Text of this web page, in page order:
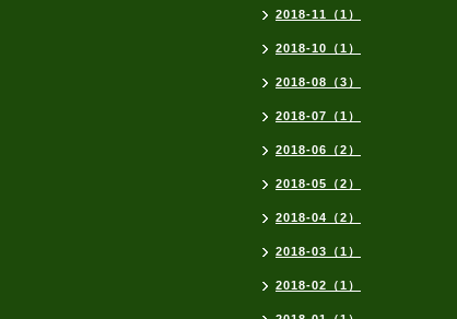
2018-11（1）
2018-10（1）
2018-08（3）
2018-07（1）
2018-06（2）
2018-05（2）
2018-04（2）
2018-03（1）
2018-02（1）